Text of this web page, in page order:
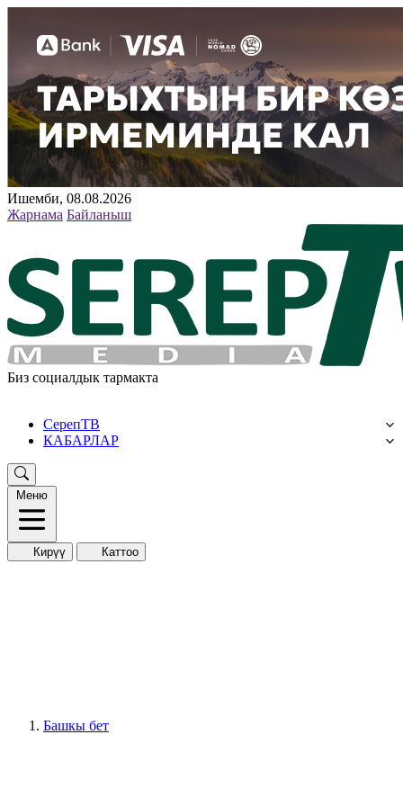
Ишемби, 08.08.2026
Жарнама Байланыш
Биз социалдык тармакта
СерепТВ
КАБАРЛАР
Меню
Кирүү Каттоо
Башкы бет